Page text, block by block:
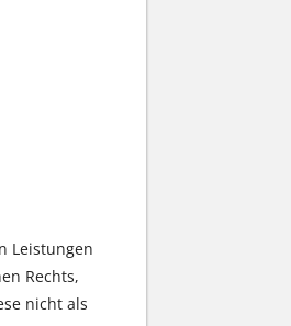
Leistungen
Rechts,
nicht als